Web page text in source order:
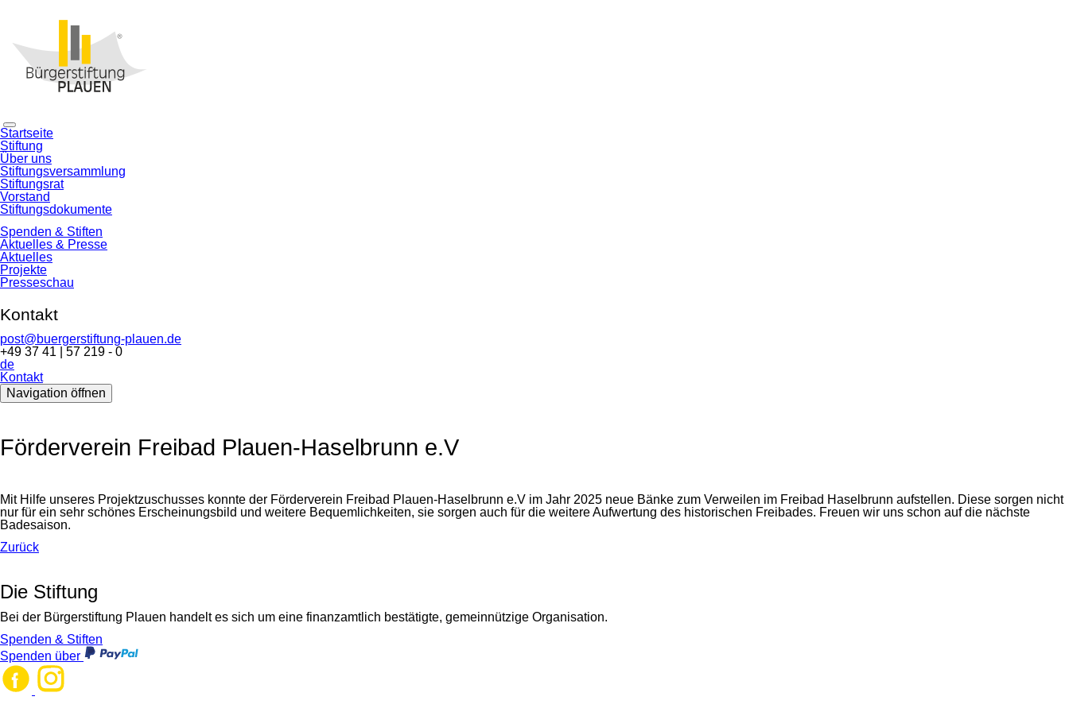
Navigation
überspringen
Startseite
Stiftung
Über uns
Stiftungsversammlung
Stiftungsrat
Vorstand
Stiftungsdokumente
Spenden & Stiften
Aktuelles & Presse
Aktuelles
Projekte
Presseschau
Kontakt
post@buergerstiftung-plauen.de
+49 37 41 | 57 219 - 0
de
Kontakt
Navigation öffnen
Förderverein Freibad Plauen-Haselbrunn e.V
Mit Hilfe unseres Projektzuschusses konnte der Förderverein Freibad Plauen-Haselbrunn e.V im Jahr 2025 neue Bänke zum Verweilen im Freibad Haselbrunn aufstellen. Diese sorgen nicht
nur für ein sehr schönes Erscheinungsbild und weitere Bequemlichkeiten, sie sorgen auch für die weitere Aufwertung des historischen Freibades. Freuen wir uns schon auf die nächste
Badesaison.
Zurück
Die Stiftung
Bei der Bürgerstiftung Plauen handelt es sich um eine finanzamtlich bestätigte, gemeinnützige Organisation.
Spenden & Stiften
Spenden über